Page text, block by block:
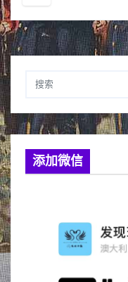
分
页
添加微信